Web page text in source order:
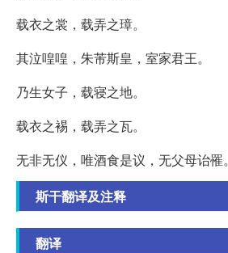
载衣之裳，载弄之璋。
其泣喤喤，朱芾斯皇，室家君王。
乃生女子，载寝之地。
载衣之裼，载弄之瓦。
无非无仪，唯酒食是议，无父母诒罹。
斯干翻译及注释
翻译